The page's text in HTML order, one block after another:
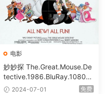
电影
妙妙探 The.Great.Mouse.De
tective.1986.BluRay.1080p.
AVC.DTS-HD.MA.5.1-HDHo
2024-07-01 免费